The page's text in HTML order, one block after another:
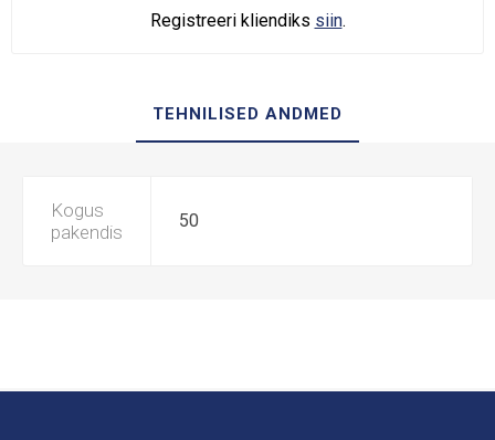
Registreeri kliendiks siin.
TEHNILISED ANDMED
Kogus
pakendis
50